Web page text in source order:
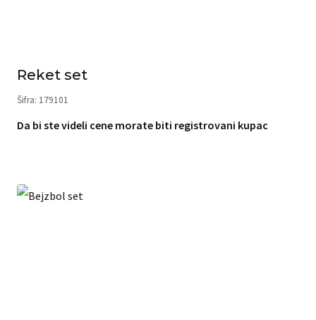
Reket set
Šifra: 179101
Da bi ste videli cene morate biti registrovani kupac